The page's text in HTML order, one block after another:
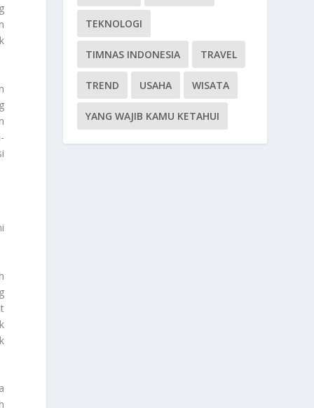
TEKNOLOGI
TIMNAS INDONESIA TRAVEL
TREND USAHA WISATA
YANG WAJIB KAMU KETAHUI